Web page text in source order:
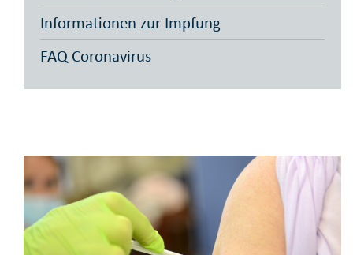
Informationen zur Impfung
FAQ Coronavirus